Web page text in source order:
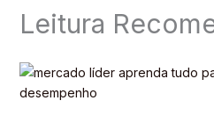
Leitura